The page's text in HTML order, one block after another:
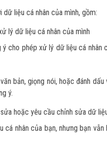
liệu cá nhân của mình, gồm:
lý dữ liệu cá nhân của mình
ý cho phép xử lý dữ liệu cá
bản, giọng nói, hoặc đánh dấu
ý.
hoặc yêu cầu chỉnh sửa dữ
cá nhân của bạn, nhưng bạn